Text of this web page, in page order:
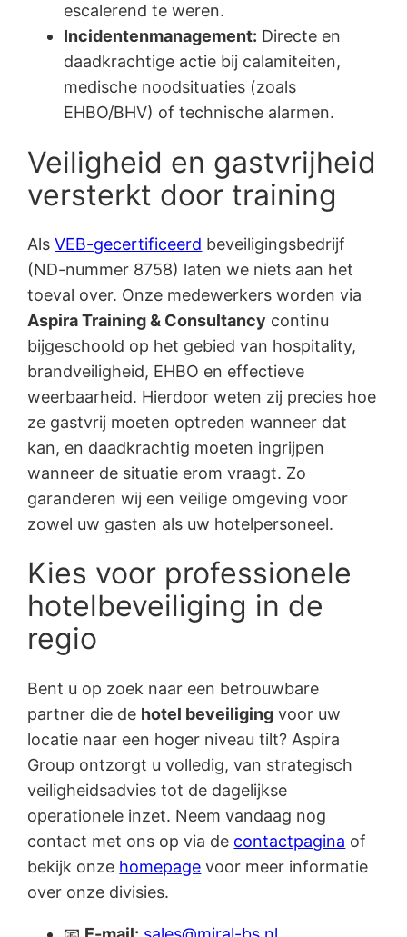
escalerend te weren.
Incidentenmanagement: Directe en
daadkrachtige actie bij calamiteiten,
medische noodsituaties (zoals
EHBO/BHV) of technische alarmen.
Veiligheid en gastvrijheid
versterkt door training
AlsVEB-gecertificeerd beveiligingsbedrijf
(ND-nummer 8758) laten we niets aan het
toeval over. Onze medewerkers worden via
Aspira Training & Consultancy continu
bijgeschoold op het gebied van hospitality,
brandveiligheid, EHBO en effectieve
weerbaarheid. Hierdoor weten zij precies hoe
ze gastvrij moeten optreden wanneer dat
kan, en daadkrachtig moeten ingrijpen
wanneer de situatie erom vraagt. Zo
garanderen wij een veilige omgeving voor
zowel uw gasten als uw hotelpersoneel.
Kies voor professionele
hotelbeveiliging in de
regio
Bent u op zoek naar een betrouwbare
partner die de hotel beveiliging voor uw
locatie naar een hoger niveau tilt? Aspira
Group ontzorgt u volledig, van strategisch
veiligheidsadvies tot de dagelijkse
operationele inzet. Neem vandaag nog
contact met ons op via de contactpagina of
bekijk onze homepage voor meer informatie
over onze divisies.